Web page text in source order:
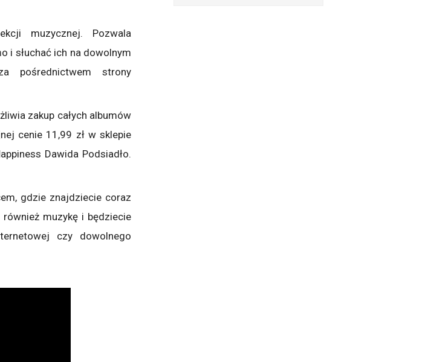
muzycznej. Pozwala
i słuchać ich na dowolnym
pośrednictwem strony
zakup całych albumów
cenie 11,99 zł w sklepie
Dawida Podsiadło.
gdzie znajdziecie coraz
muzykę i będziecie
czy dowolnego